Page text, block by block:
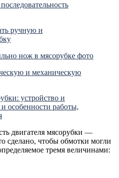
двигателя мясорубки —
сделано, чтобы обмотки могли
тремя величинами: